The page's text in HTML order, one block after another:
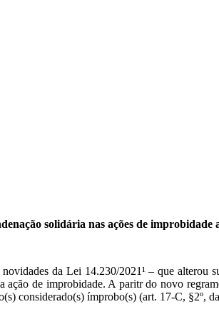
solidária nas ações de
da Lei 14.230/2021¹ – que alterou
ação de improbidade. A paritr do novo
considerado(s) ímprobo(s) (art. 17-C, §2º,